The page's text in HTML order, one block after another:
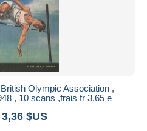
Olympic Association ,
, 10 scans ,frais fr 3.65 e
$US